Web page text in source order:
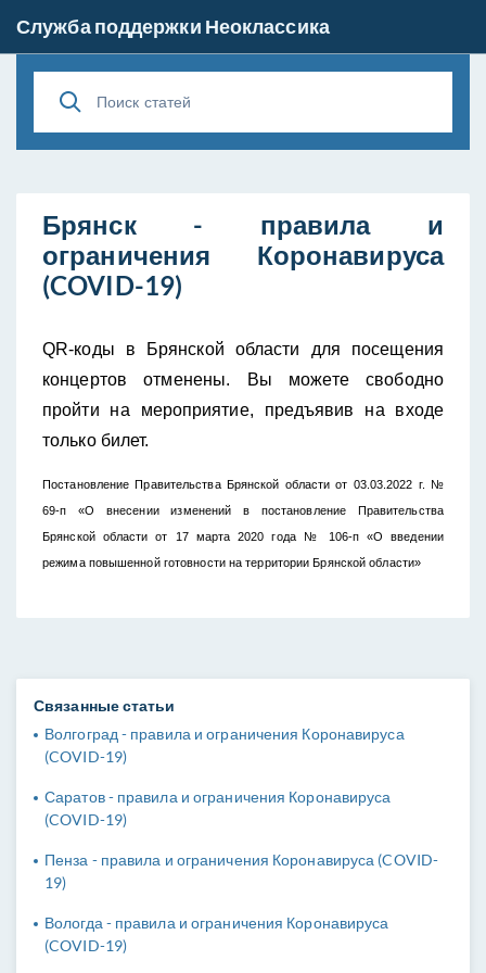
Служба поддержки Неоклассика
Брянск - правила и
ограничения Коронавируса
(COVID-19)
QR-коды в Брянской области для посещения
концертов отменены. Вы можете свободно
пройти на мероприятие, предъявив на входе
только билет.
Постановление Правительства Брянской области от 03.03.2022 г. №
69-п «О внесении изменений в постановление Правительства
Брянской области от 17 марта 2020 года № 106-п «О введении
режима повышенной готовности на территории Брянской области»
Связанные статьи
Волгоград - правила и ограничения Коронавируса
(COVID-19)
Саратов - правила и ограничения Коронавируса
(COVID-19)
Пенза - правила и ограничения Коронавируса (COVID-
19)
Вологда - правила и ограничения Коронавируса
(COVID-19)